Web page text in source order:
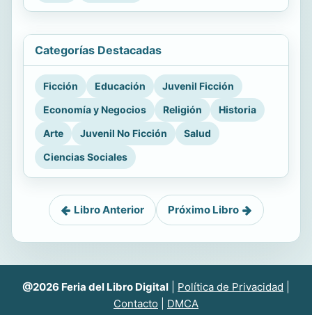
Categorías Destacadas
Ficción Educación
Juvenil Ficción
Economía y Negocios
Religión
Historia
Arte
Juvenil No Ficción
Salud
Ciencias Sociales
Libro Anterior Próximo Libro
@2026 Feria del Libro Digital Política de Privacidad
Contacto
DMCA